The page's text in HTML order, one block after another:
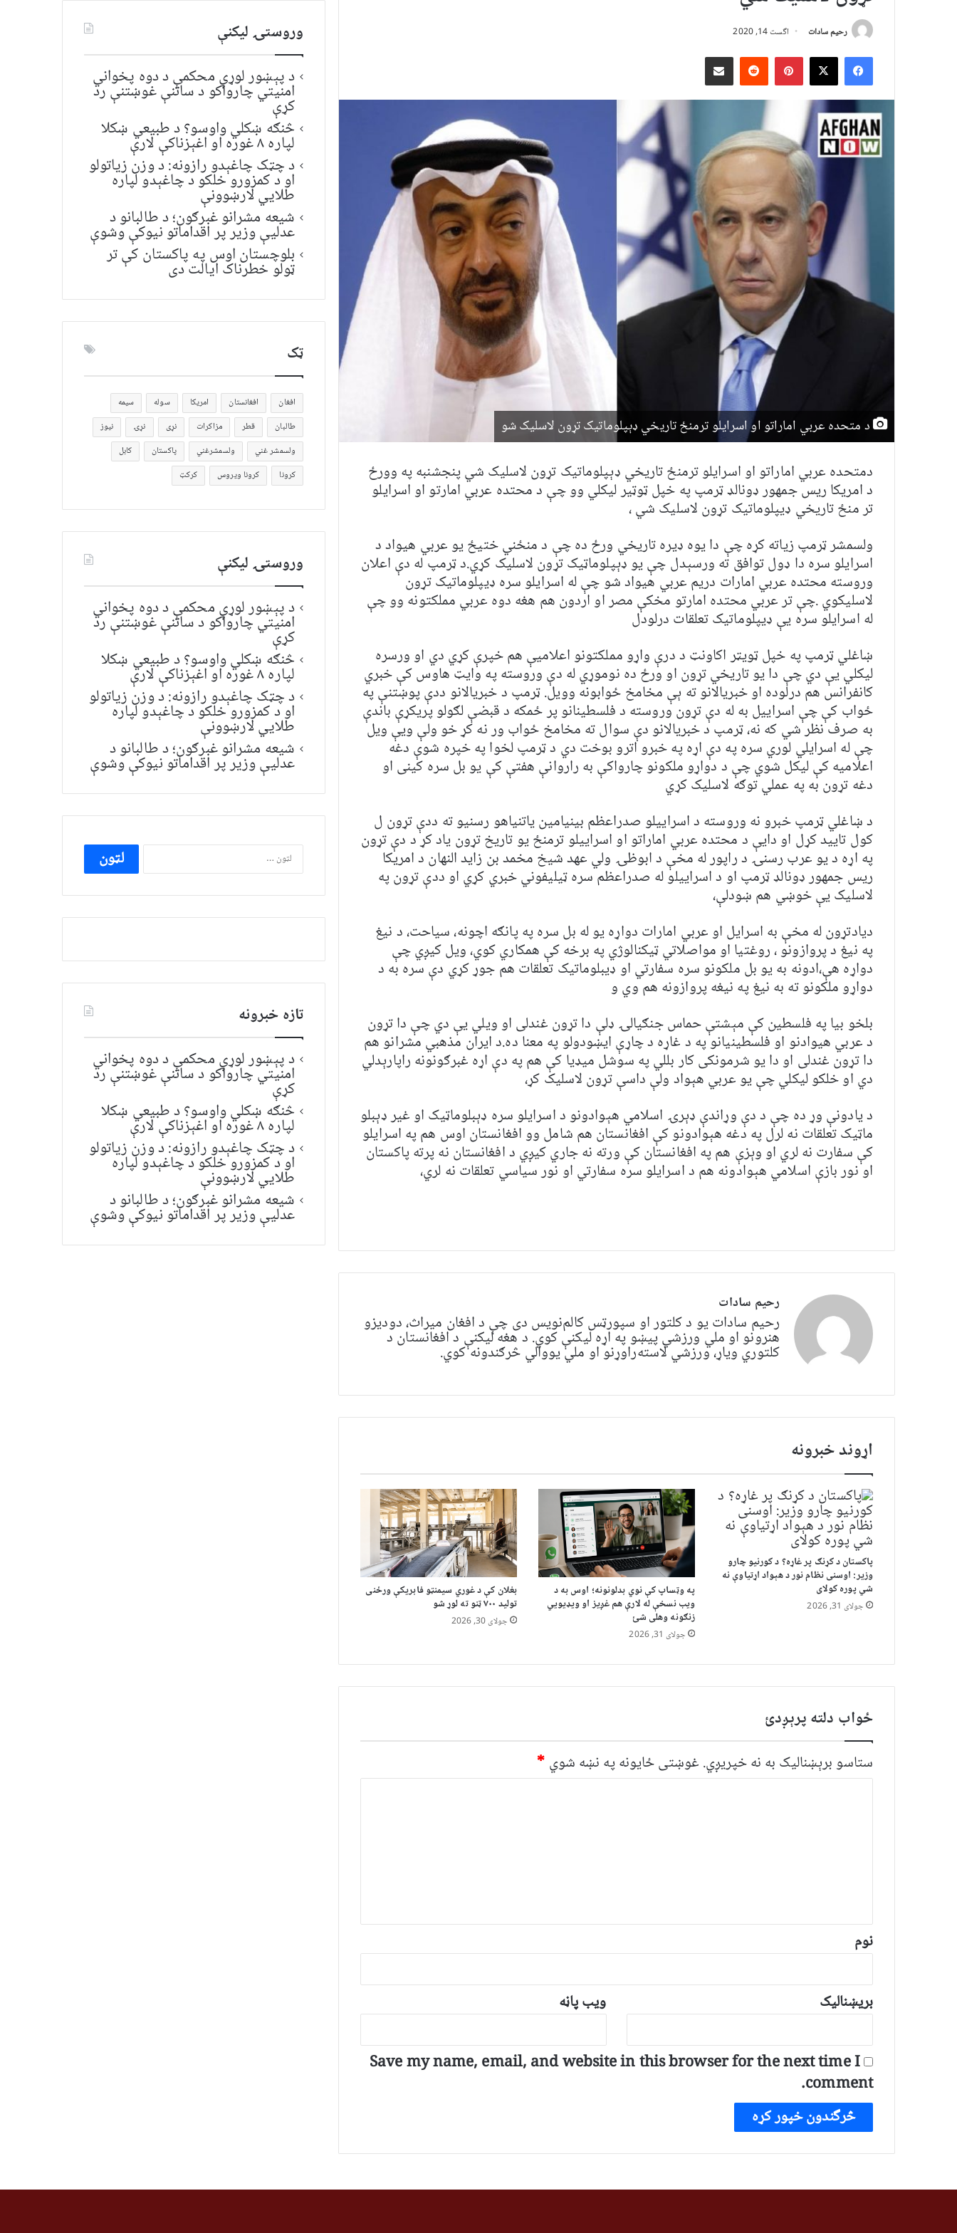
رحیم سادات اگست 14, 2020
Facebook
X
Pinterest
Redditد بریښنالیک له لارې شریک کړئ
د متحده عربي اماراتو او اسرایلو ترمنځ تاریخي ډېپلوماتيک تړون لاسلیک شو
دمتحده عربي اماراتو او اسرایلو ترمنځ تاریخي ډېپلوماتيک تړون لاسلیک شي پنجشنبه په وورځ
د امريکا ریس جمهور ډونالډ ټرمپ په خپل ټوټير لیکلي وو چې د محتده عربي امارتو او اسرايلو
تر منځ تاریخي ډيپلوماتيک تړون لاسليک شي ،
ولسمشر ټرمپ زياته کړه چې دا يوه ډيره تاريخي ورځ ده چې د منځني ختيځ يو عربي هيواد د
اسرايلو سره دا ډول توافق ته ورسېدل چې یو ډېپلوماټيک تړون لاسلیک کړي.د ټرمپ له دې اعلان
وروسته محتده عربي امارات دريم عربي هيواد شو چې له اسرايلو سره ډيپلوماتيک تړون
لاسلیکوي .چې تر عربي محتده امارتو مخکې مصر او اردون هم هغه دوه عربي مملکتونه وو چې
له اسرايلو سره يې ډيپلوماتيک تعلقات درلودل
ښاغلي ټرمپ په خپل ټويټر اکاونټ د درې واړو مملکتونو اعلاميې هم خپرې کړي دي او ورسره
ليکلي يې دي چې دا يو تاريخي تړون او ورځ ده نوموړي له دې وروسته په وایټ هاوس کې خبري
کانفرانس هم درلوده او خبریالانو ته ېې مخامخ ځوابونه وويل. ټرمپ د خبريالانو ددې پوښتنې په
ځواب کې چې اسراييل به له دې تړون وروسته د فلسطينانو پر ځمکه د قبضې لګولو پريکړې باندې
به صرف نظر شي که نه، ټرمپ د خبريالانو دې سوال ته مخامخ ځواب ور نه کړ خو ولې ويې ويل
چې له اسرايلي لوري سره په دې اړه په خبرو اترو بوخت دي د ټرمپ لخوا په خپره شوې دغه
اعلامیه کې لیکل شوي چې د دواړو ملکونو چارواکې به راروانې هفتې کې یو بل سره کینی او
دغه تړون به په عملي توګه لاسلیک کړي
د ښاغلي ټرمپ خبرو نه وروسته د اسراييلو صدراعظم بينيامين ياتنياهو رسنيو ته ددې تړون ل
کول تاييد کړل او دايې د محتده عربي اماراتو او اسراييلو ترمنځ يو تاريخ تړون یاد کړ د دې تړون
په اړه د یو عرب رسنۍ د راپور له مخې د ابوظۍ ولي عهد شيخ مخمد بن زايد النهان د امريکا
ریس جمهور ډونالډ ټرمپ او د اسراييلو له صدراعظم سره ټيليفوني خبري کړي او ددې تړون په
لاسليک يې خوښي هم ښودلې،
دیادتړون له مخې به اسرایل او عربي امارات دواړه يو له بل سره په پانګه اچونه، سياحت، د نيغ
په نيغ د پروازونو ، روغتيا او مواصلاتي ټيکنالوژي په برخه کې همکاري کوي، ویل کیږي چې
دواړه هې،ادونه به یو بل ملکونو سره سفارتي او ډيبلوماتيک تعلقات هم جوړ کړي دې سره به د
دواړو ملکونو ته به نیغ په نیغه پروازونه هم وي و
بلخو بیا په فلسطین کې مېشتې حماس جنګيالۍ ډلې دا تړون غندلی او ويلي يې دي چې دا تړون
د عربي هيوادنو او فلسطينيانو په د غاړه د چاړې ايښودولو په معنا ده.د ايران مذهبي مشرانو هم
دا تړون غندلی او دا يو شرمونکی کار بللي په سوشل ميډیا کې هم په دې اړه غبرګونونه راپارېدلي
دي او خلکو لیکلي چې یو عربي هېواد ولې داسې تړون لاسلیک کړ،
د یادونې وړ ده چې د دې وړاندې ډېرۍ اسلامي هېوادونو د اسرایلو سره ډېبلوماټيک او غیر ډېبلو
ماټيک تعلقات نه لرل په دغه هېوادونو کې افغانستان هم شامل وو افغانستان اوس هم په اسرایلو
کې سفارت نه لري او وېزې هم په افغانستان کې ورته نه جاري کیږي د افغانستان نه پرته پاکستان
او نور بازې اسلامي هېوادونه هم د اسرایلو سره سفارتي او نور سیاسي تعلقات نه لري،
رحیم سادات
رحیم سادات یو د کلتور او سپورټس کالم‌نویس دی چې د افغان میراث، دودیزو
هنرونو او ملي ورزشي پیښو په اړه لیکنې کوي. د هغه لیکنې د افغانستان د
کلتوري ویاړ، ورزشي لاسته‌راوړنو او ملي یووالي څرګندونه کوي.
اړوند خبرونه
پاکستان د کړنګ پر غاړه؟ د کورنیو چارو
وزیر: اوسنی نظام نور د هېواد اړتیاوې نه
شي پوره کولای
جولای 31, 2026
په وټساپ کې نوي بدلونونه؛ اوس به د
ویب نسخې له لارې هم غږیز او ویډیويي
زنګونه وهلی شئ
جولای 31, 2026
بغلان کې د غوري سیمنټو فابریکې ورځنی
تولید ۷۰۰ ټنو ته لوړ شو
جولای 30, 2026
ځواب دلته پرېږدئ
ستاسو برېښناليک به نه خپريږي. غوښتى ځایونه په نښه شوي *
*
نوم
بریښنالیک ویب پاڼه
Save my name, email, and website in this browser for the next time I
comment.
وروستۍ ليکنې
د پېښور لوړې محکمې د دوه پخواني
امنیتي چارواکو د ساتنې غوښتنې رد
کړې
څنګه ښکلي واوسو؟ د طبیعي ښکلا
لپاره ۸ غوره او اغېزناکې لارې
د چټک چاغېدو رازونه: د وزن زیاتولو
او د کمزورو خلکو د چاغېدو لپاره
طلایي لارښوونې
شیعه مشرانو غبرګون؛ د طالبانو د
عدلیې وزیر پر اقداماتو نیوکې وشوې
بلوچستان اوس په پاکستان کې تر
ټولو خطرناک ایالت دی
ټک
افغان افغانستان امریکا سوله
سیمه
طالبان
قطر مزاکرات نړی نړۍ
نیوز
ولسمشر غني
ولسمشرغني پاکستان
کابل
کرونا
کرونا ویروس کرکټ
وروستۍ ليکنې
د پېښور لوړې محکمې د دوه پخواني
امنیتي چارواکو د ساتنې غوښتنې رد
کړې
څنګه ښکلي واوسو؟ د طبیعي ښکلا
لپاره ۸ غوره او اغېزناکې لارې
د چټک چاغېدو رازونه: د وزن زیاتولو
او د کمزورو خلکو د چاغېدو لپاره
طلایي لارښوونې
شیعه مشرانو غبرګون؛ د طالبانو د
عدلیې وزیر پر اقداماتو نیوکې وشوې
ددی
لپاره
لټون:
تازه خبرونه
د پېښور لوړې محکمې د دوه پخواني
امنیتي چارواکو د ساتنې غوښتنې رد
کړې
څنګه ښکلي واوسو؟ د طبیعي ښکلا
لپاره ۸ غوره او اغېزناکې لارې
د چټک چاغېدو رازونه: د وزن زیاتولو
او د کمزورو خلکو د چاغېدو لپاره
طلایي لارښوونې
شیعه مشرانو غبرګون؛ د طالبانو د
عدلیې وزیر پر اقداماتو نیوکې وشوې